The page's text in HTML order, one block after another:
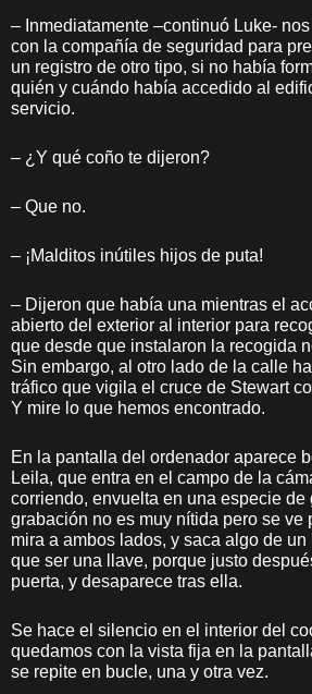
– Inmediatamente –continuó Luke-
con la compañía de seguridad para
un registro de otro tipo, si no había
quién y cuándo había accedido al
servicio.
– ¿Y qué coño te dijeron?
– Que no.
– ¡Malditos inútiles hijos de puta!
– Dijeron que había una mientras el
abierto del exterior al interior para
que desde que instalaron la recogida
Sin embargo, al otro lado de la calle
tráfico que vigila el cruce de Stewart
Y mire lo que hemos encontrado.
En la pantalla del ordenador aparece
Leila, que entra en el campo de la
corriendo, envuelta en una especie de
grabación no es muy nítida pero se ve
mira a ambos lados, y saca algo de
que ser una llave, porque justo
puerta, y desaparece tras ella.
Se hace el silencio en el interior del
quedamos con la vista fija en la
se repite en bucle, una y otra vez.